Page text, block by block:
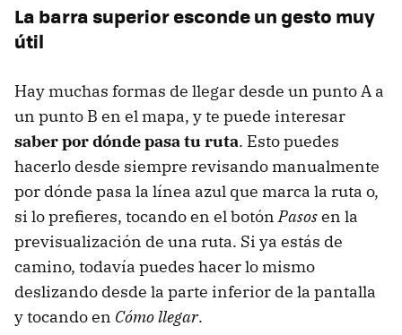
La barra superior esconde un gesto muy
útil
Hay muchas formas de llegar desde un punto A a
un punto B en el mapa, y te puede interesar
saber por dónde pasa tu ruta. Esto puedes
hacerlo desde siempre revisando manualmente
por dónde pasa la línea azul que marca la ruta o,
si lo prefieres, tocando en el botónPasosen la
previsualización de una ruta. Si ya estás de
camino, todavía puedes hacer lo mismo
deslizando desde la parte inferior de la pantalla
y tocando en Cómo llegar.